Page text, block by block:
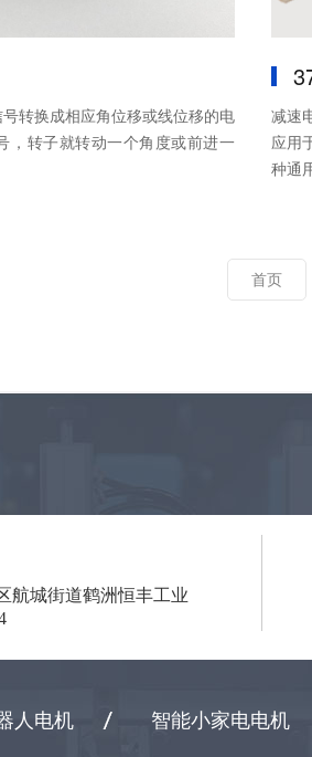
转换成相应角位移或线位移的电
号，转子就转动一个角度或前进一
减速
应用于
种通
首页
航城街道鹤洲恒丰工业
人电机
智能小家电电机